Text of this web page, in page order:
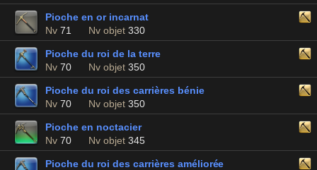
Pioche en or incarnat
Nv 71 Nv objet 330
Pioche du roi de la terre
Nv 70 Nv objet 350
Pioche du roi des carrières bénie
Nv 70 Nv objet 350
Pioche en noctacier
Nv 70 Nv objet 345
Pioche du roi des carrières améliorée